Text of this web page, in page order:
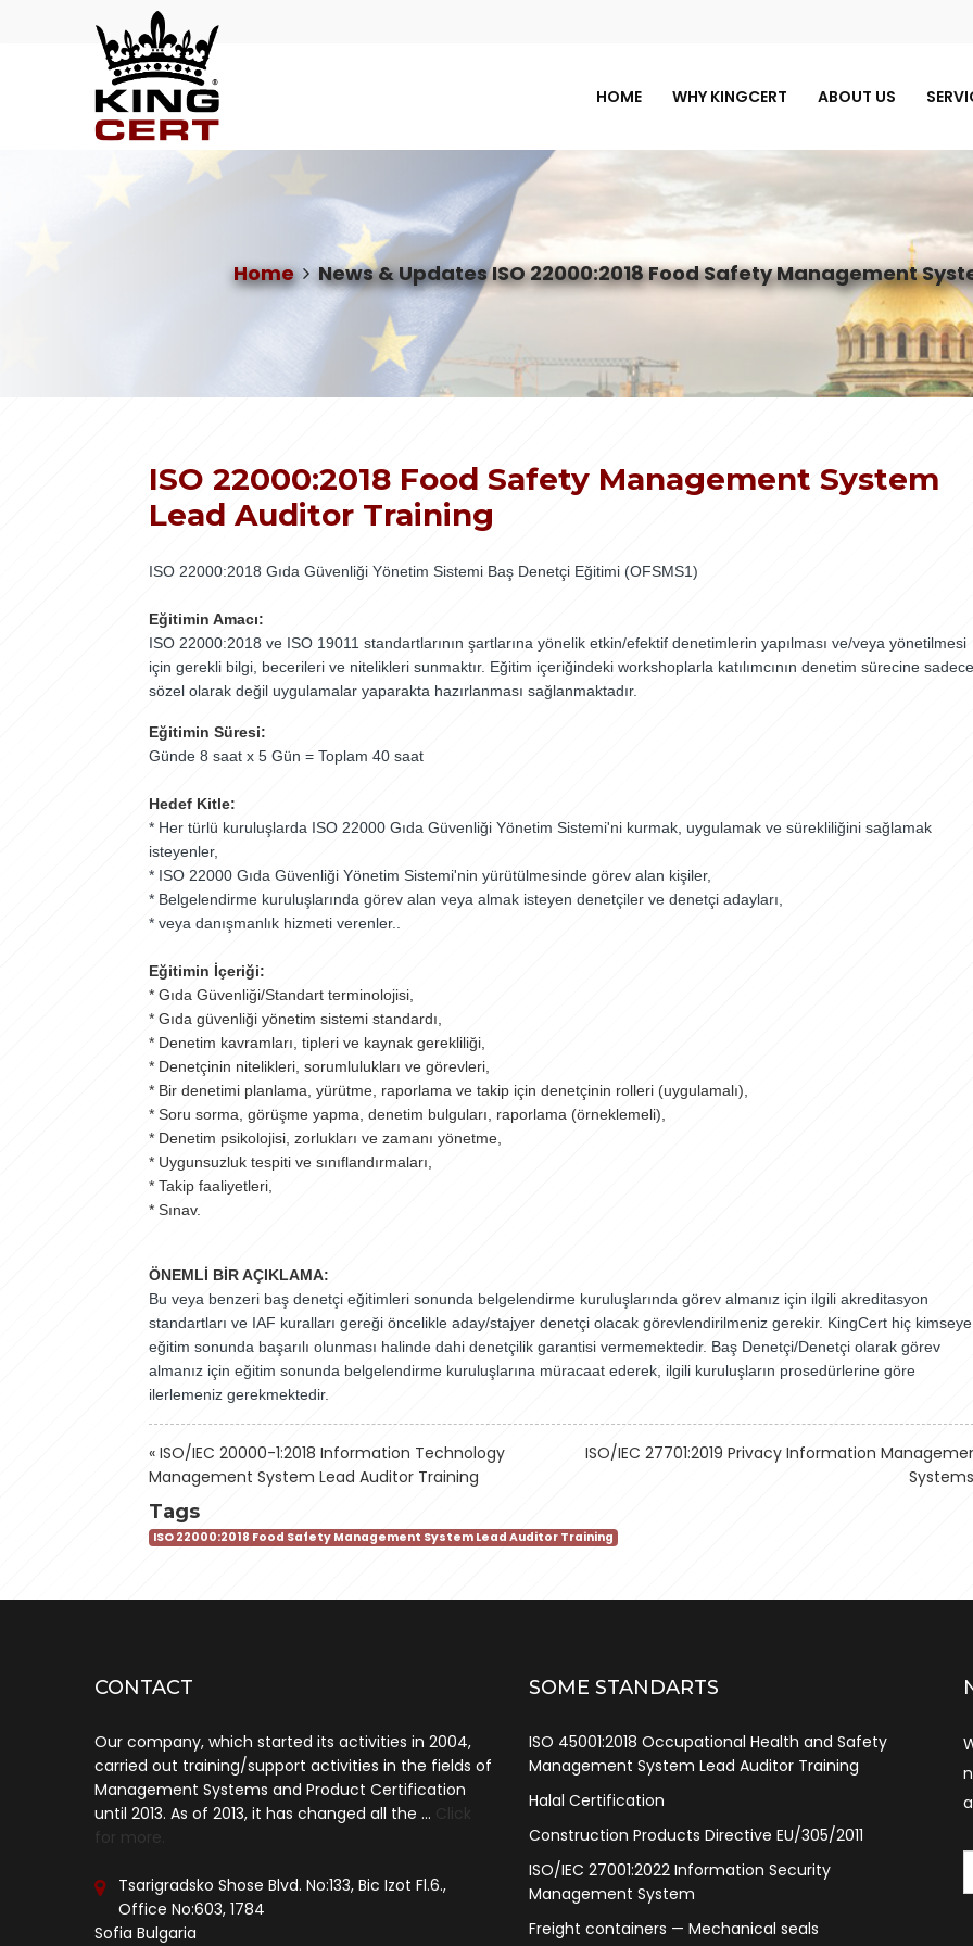
HOME WHY KINGCERT ABOUT US
Home News & UpdatesISO 22000:2018 Food Safety Management
ISO 22000:2018 Food Safety Management System
Lead Auditor Training
ISO 22000:2018 Gıda Güvenliği Yönetim Sistemi Baş Denetçi Eğitimi (OFSMS1)
Eğitimin Amacı:
ISO 22000:2018 ve ISO 19011 standartlarının şartlarına yönelik etkin/efektif denetimlerin yapılması ve/veya yönetilmesi
için gerekli bilgi, becerileri ve nitelikleri sunmaktır. Eğitim içeriğindeki workshoplarla katılımcının denetim sürecine sadece
sözel olarak değil uygulamalar yaparakta hazırlanması sağlanmaktadır.
Eğitimin Süresi:
Günde 8 saat x 5 Gün = Toplam 40 saat
Hedef Kitle:
* Her türlü kuruluşlarda ISO 22000 Gıda Güvenliği Yönetim Sistemi'ni kurmak, uygulamak ve sürekliliğini sağlamak
isteyenler,
* ISO 22000 Gıda Güvenliği Yönetim Sistemi'nin yürütülmesinde görev alan kişiler,
* Belgelendirme kuruluşlarında görev alan veya almak isteyen denetçiler ve denetçi adayları,
* veya danışmanlık hizmeti verenler..
Eğitimin İçeriği:
* Gıda Güvenliği/Standart terminolojisi,
* Gıda güvenliği yönetim sistemi standardı,
* Denetim kavramları, tipleri ve kaynak gerekliliği,
* Denetçinin nitelikleri, sorumlulukları ve görevleri,
* Bir denetimi planlama, yürütme, raporlama ve takip için denetçinin rolleri (uygulamalı),
* Soru sorma, görüşme yapma, denetim bulguları, raporlama (örneklemeli),
* Denetim psikolojisi, zorlukları ve zamanı yönetme,
* Uygunsuzluk tespiti ve sınıflandırmaları,
* Takip faaliyetleri,
* Sınav.
ÖNEMLİ BİR AÇIKLAMA:
Bu veya benzeri baş denetçi eğitimleri sonunda belgelendirme kuruluşlarında görev almanız için ilgili akreditasyon
standartları ve IAF kuralları gereği öncelikle aday/stajyer denetçi olacak görevlendirilmeniz gerekir. KingCert hiç kimseye
eğitim sonunda başarılı olunması halinde dahi denetçilik garantisi vermemektedir. Baş Denetçi/Denetçi olarak görev
almanız için eğitim sonunda belgelendirme kuruluşlarına müracaat ederek, ilgili kuruluşların prosedürlerine göre
ilerlemeniz gerekmektedir.
« ISO/IEC 20000-1:2018 Information Technology
Management System Lead Auditor Training
ISO/IEC 27701:2019 Privacy Information
Systems
Tags
ISO 22000:2018 Food Safety Management System Lead Auditor Training
CONTACT
Our company, which started its activities in 2004,
carried out training/support activities in the fields of
Management Systems and Product Certification
until 2013. As of 2013, it has changed all the ... Click
for more.
Tsarigradsko Shose Blvd. No:133, Bic Izot Fl.6.,
Office No:603, 1784
Sofia Bulgaria
SOME STANDARTS
ISO 45001:2018 Occupational Health and Safety
Management System Lead Auditor Training
Halal Certification
Construction Products Directive EU/305/2011
ISO/IEC 27001:2022 Information Security
Management System
Freight containers — Mechanical seals